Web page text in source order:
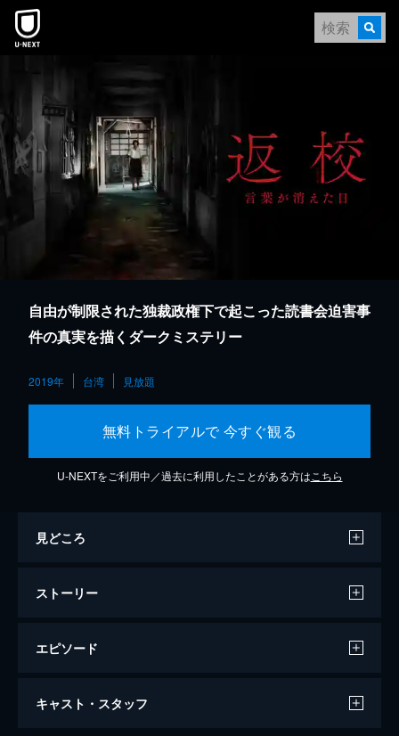
本文へスキップ
自由が制限された独裁政権下で起こった読書会迫害事
件の真実を描くダークミステリー
2019年 台湾 見放題
無料トライアルで 今すぐ観る
U-NEXTをご利用中／過去に利用したことがある方は こちら
見どころ
ストーリー
エピソード
返校 言葉が消えた日
キャスト・スタッフ